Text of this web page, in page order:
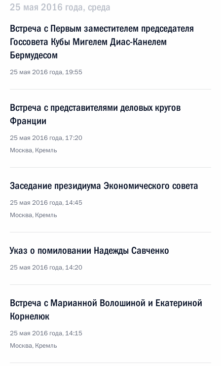
25 мая 2016 года, среда
Встреча с Первым заместителем председателя
Госсовета Кубы Мигелем Диас-Канелем
Бермудесом
25 мая 2016 года, 19:55
Встреча с представителями деловых кругов
Франции
25 мая 2016 года, 17:20
Москва, Кремль
Заседание президиума Экономического совета
25 мая 2016 года, 14:45
Москва, Кремль
Указ о помиловании Надежды Савченко
25 мая 2016 года, 14:20
Встреча с Марианной Волошиной и Екатериной
Корнелюк
25 мая 2016 года, 14:15
Москва, Кремль